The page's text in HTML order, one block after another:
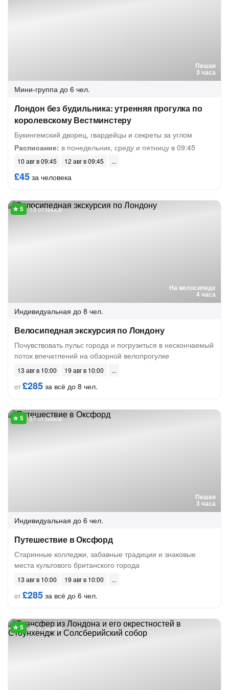
Пешая
3 часа
Мини-группа до 6 чел.
Лондон без будильника: утренняя прогулка по
королевскому Вестминстеру
Букингемский дворец, гвардейцы и секреты за углом
Расписание: в понедельник, среду и пятницу в 09:45
10 авг в 09:45 12 авг в 09:45
£45 за человека
На велосипеде
4 часа
13 отзывов
Индивидуальная до 8 чел.
Велосипедная экскурсия по Лондону
Почувствовать пульс города и погрузиться в нескончаемый
поток впечатлений на обзорной велопрогулке
13 авг в 10:00
19 авг в 10:00
от£285 за всё до 8 чел.
Пешая
3 часа
37 отзывов
Индивидуальная до 6 чел.
Путешествие в Оксфорд
Старинные колледжи, забавные традиции и знаковые
места культового британского города
13 авг в 10:00
19 авг в 10:00
от£285 за всё до 6 чел.
30 отзывов